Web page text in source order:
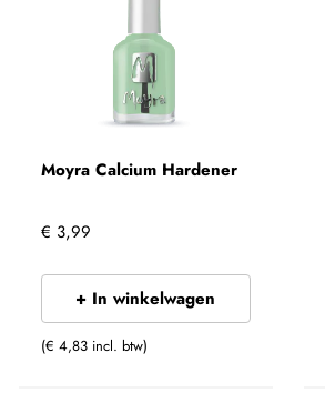
Moyra Calcium Hardener
€ 3,99
+ In winkelwagen
(€ 4,83 incl. btw)